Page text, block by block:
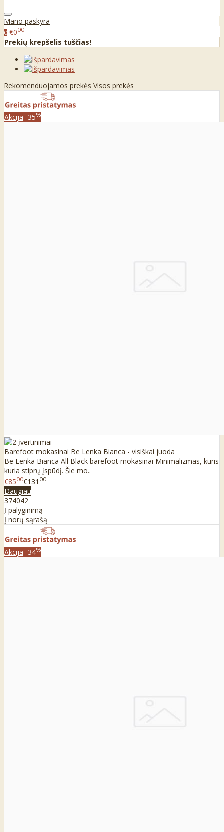
Mano paskyra
0 €000
Prekių krepšelis tuščias!
Rekomenduojamos prekės Visos prekės
Akcija -35%
Barefoot mokasinai Be Lenka Bianca - visiškai juoda
Be Lenka Bianca All Black barefoot mokasinai Minimalizmas, kuris
kuria stiprų įspūdį. Šie mo..
€8500€131 00
Daugiau
374042
Į palyginimą
Į norų sąrašą
Akcija -34%